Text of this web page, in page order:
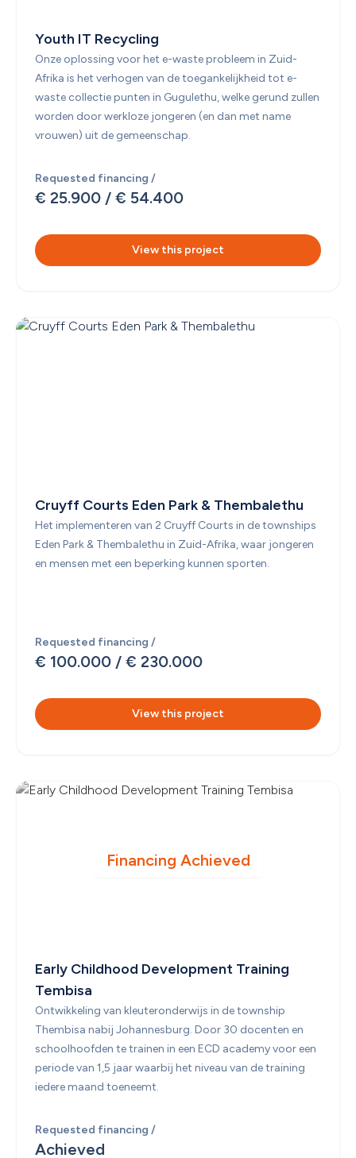
Youth IT Recycling
Onze oplossing voor het e-waste probleem in Zuid-
Afrika is het verhogen van de toegankelijkheid tot e-
waste collectie punten in Gugulethu, welke gerund zullen
worden door werkloze jongeren (en dan met name
vrouwen) uit de gemeenschap.
Requested financing /
€ 25.900 / € 54.400
View this project
Cruyff Courts Eden Park & Thembalethu
Het implementeren van 2 Cruyff Courts in de townships
Eden Park & Thembalethu in Zuid-Afrika, waar jongeren
en mensen met een beperking kunnen sporten.
Requested financing /
€ 100.000 / € 230.000
View this project
Financing Achieved
Early Childhood Development Training
Tembisa
Ontwikkeling van kleuteronderwijs in de township
Thembisa nabij Johannesburg. Door 30 docenten en
schoolhoofden te trainen in een ECD academy voor een
periode van 1,5 jaar waarbij het niveau van de training
iedere maand toeneemt.
Requested financing /
Achieved